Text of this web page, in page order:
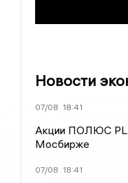
Новости
07/08 18:41
Акции ПОЛЮС
Мосбирже
07/08 18:41